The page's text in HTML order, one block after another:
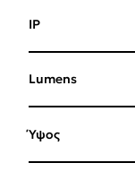
IP
Lumens
Ύψος